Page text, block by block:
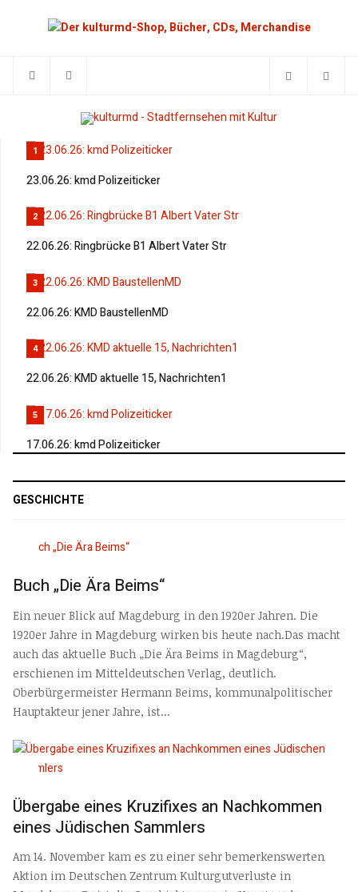
1
23.06.26: kmd Polizeiticker
2
22.06.26: Ringbrücke B1 Albert Vater Str
3
22.06.26: KMD BaustellenMD
4
22.06.26: KMD aktuelle 15, Nachrichten1
5
17.06.26: kmd Polizeiticker
GESCHICHTE
Buch „Die Ära Beims“
Ein neuer Blick auf Magdeburg in den 1920er Jahren. Die
1920er Jahre in Magdeburg wirken bis heute nach.Das macht
auch das aktuelle Buch „Die Ära Beims in Magdeburg“,
erschienen im Mitteldeutschen Verlag, deutlich.
Oberbürgermeister Hermann Beims, kommunalpolitischer
Hauptakteur jener Jahre, ist...
Übergabe eines Kruzifixes an Nachkommen
eines Jüdischen Sammlers
Am 14. November kam es zu einer sehr bemerkenswerten
Aktion im Deutschen Zentrum Kulturgutverluste in